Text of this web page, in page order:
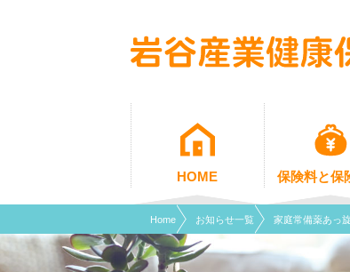
HOME 保険料と保
Home お知らせ一覧 家庭常備薬あっ